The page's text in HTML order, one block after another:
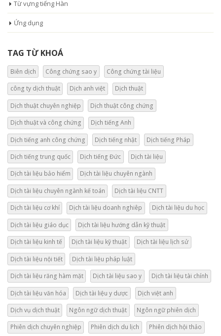
Từ vựng tiếng Hàn
Ứng dụng
TAG TỪ KHOÁ
Biên dịch Công chứng sao y Công chứng tài liệu
công ty dịch thuật Dịch anh việt Dịch thuật
Dịch thuật chuyên nghiệp Dịch thuật công chứng
Dịch thuật và công chứng Dịch tiếng Anh
Dịch tiếng anh công chứng Dịch tiếng nhật Dịch tiếng Pháp
Dịch tiếng trung quốc Dịch tiếng Đức Dịch tài liệu
Dịch tài liệu bảo hiểm Dịch tài liệu chuyên ngành
Dịch tài liệu chuyên ngành kế toán Dịch tài liệu CNTT
Dịch tài liệu cơ khí Dịch tài liệu doanh nghiêp Dịch tài liệu du học
Dịch tài liệu giáo dục Dịch tài liệu hướng dẫn kỹ thuật
Dịch tài liệu kinh tế Dịch tài liệu kỹ thuật Dịch tài liệu lịch sử
Dịch tài liệu nội tiết Dịch tài liệu pháp luật
Dịch tài liệu răng hàm mặt Dịch tài liệu sao y Dịch tài liệu tài chính
Dịch tài liệu văn hóa Dịch tài liệu y dược Dịch việt anh
Dịch vụ dịch thuật Ngôn ngữ dịch thuật Ngôn ngữ phiên dịch
Phiên dịch chuyên nghiệp Phiên dịch du lịch Phiên dịch hội thảo